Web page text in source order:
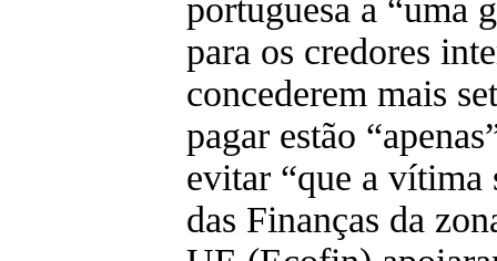
portuguesa a “uma
para os credores
concederem mais
pagar estão
evitar “que a vítima
das Finanças da